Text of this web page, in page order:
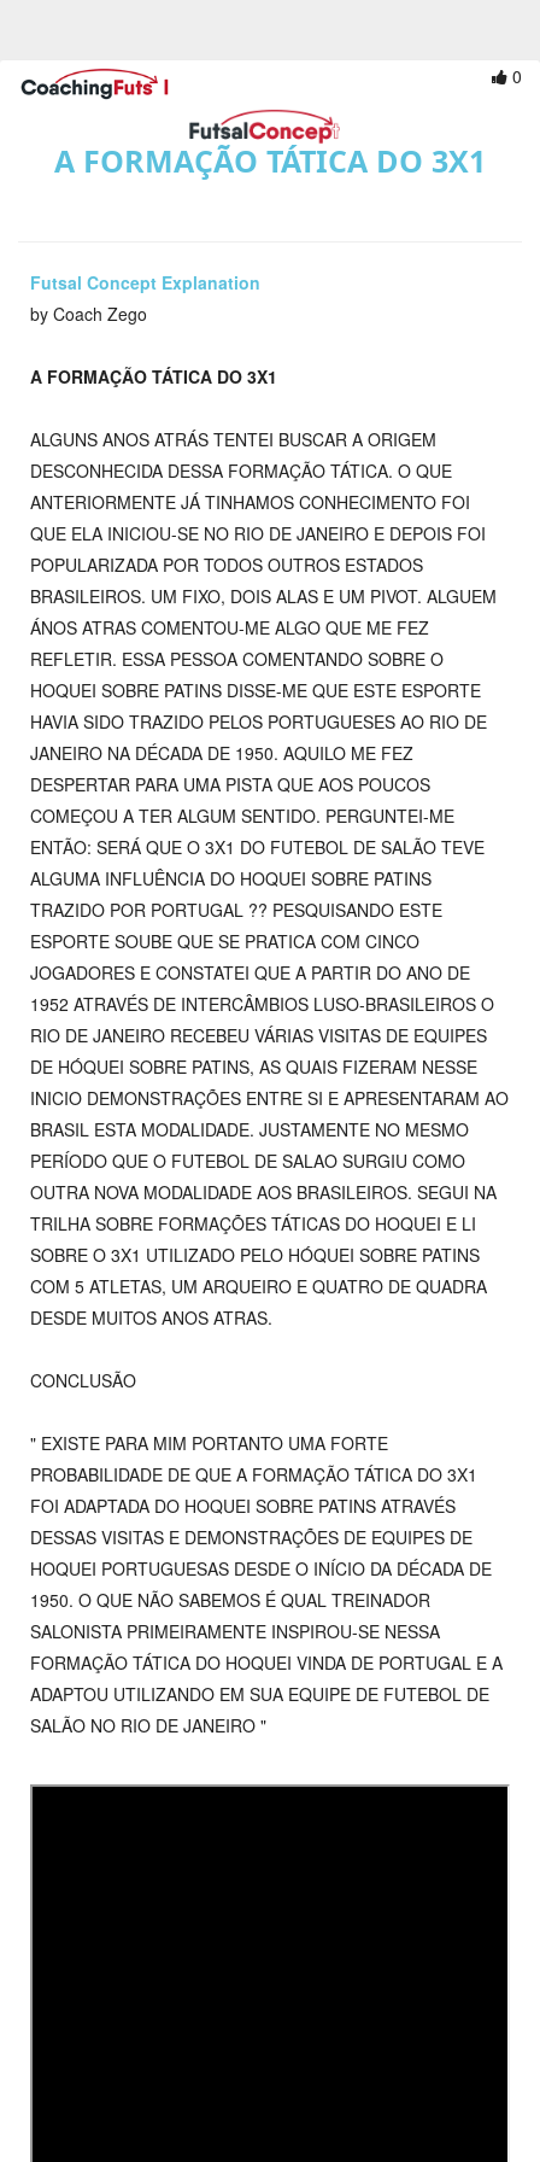
0
A FORMAÇÃO TÁTICA DO 3X1
Futsal Concept Explanation
by Coach Zego
A FORMAÇÃO TÁTICA DO 3X1
ALGUNS ANOS ATRÁS TENTEI BUSCAR A ORIGEM
DESCONHECIDA DESSA FORMAÇÃO TÁTICA. O QUE
ANTERIORMENTE JÁ TINHAMOS CONHECIMENTO FOI
QUE ELA INICIOU-SE NO RIO DE JANEIRO E DEPOIS FOI
POPULARIZADA POR TODOS OUTROS ESTADOS
BRASILEIROS. UM FIXO, DOIS ALAS E UM PIVOT. ALGUEM
ÁNOS ATRAS COMENTOU-ME ALGO QUE ME FEZ
REFLETIR. ESSA PESSOA COMENTANDO SOBRE O
HOQUEI SOBRE PATINS DISSE-ME QUE ESTE ESPORTE
HAVIA SIDO TRAZIDO PELOS PORTUGUESES AO RIO DE
JANEIRO NA DÉCADA DE 1950. AQUILO ME FEZ
DESPERTAR PARA UMA PISTA QUE AOS POUCOS
COMEÇOU A TER ALGUM SENTIDO. PERGUNTEI-ME
ENTÃO: SERÁ QUE O 3X1 DO FUTEBOL DE SALÃO TEVE
ALGUMA INFLUÊNCIA DO HOQUEI SOBRE PATINS
TRAZIDO POR PORTUGAL ?? PESQUISANDO ESTE
ESPORTE SOUBE QUE SE PRATICA COM CINCO
JOGADORES E CONSTATEI QUE A PARTIR DO ANO DE
1952 ATRAVÉS DE INTERCÂMBIOS LUSO-BRASILEIROS O
RIO DE JANEIRO RECEBEU VÁRIAS VISITAS DE EQUIPES
DE HÓQUEI SOBRE PATINS, AS QUAIS FIZERAM NESSE
INICIO DEMONSTRAÇÕES ENTRE SI E APRESENTARAM AO
BRASIL ESTA MODALIDADE. JUSTAMENTE NO MESMO
PERÍODO QUE O FUTEBOL DE SALAO SURGIU COMO
OUTRA NOVA MODALIDADE AOS BRASILEIROS. SEGUI NA
TRILHA SOBRE FORMAÇÕES TÁTICAS DO HOQUEI E LI
SOBRE O 3X1 UTILIZADO PELO HÓQUEI SOBRE PATINS
COM 5 ATLETAS, UM ARQUEIRO E QUATRO DE QUADRA
DESDE MUITOS ANOS ATRAS.
CONCLUSÃO
" EXISTE PARA MIM PORTANTO UMA FORTE
PROBABILIDADE DE QUE A FORMAÇÃO TÁTICA DO 3X1
FOI ADAPTADA DO HOQUEI SOBRE PATINS ATRAVÉS
DESSAS VISITAS E DEMONSTRAÇÕES DE EQUIPES DE
HOQUEI PORTUGUESAS DESDE O INÍCIO DA DÉCADA DE
1950. O QUE NÃO SABEMOS É QUAL TREINADOR
SALONISTA PRIMEIRAMENTE INSPIROU-SE NESSA
FORMAÇÃO TÁTICA DO HOQUEI VINDA DE PORTUGAL E A
ADAPTOU UTILIZANDO EM SUA EQUIPE DE FUTEBOL DE
SALÃO NO RIO DE JANEIRO "